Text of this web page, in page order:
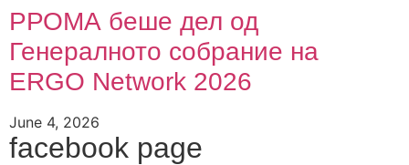
РРОМА беше дел од
Генералното собрание на
ERGO Network 2026
June 4, 2026
facebook page